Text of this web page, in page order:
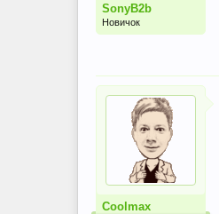
SonyB2b
Новичок
Coolmax